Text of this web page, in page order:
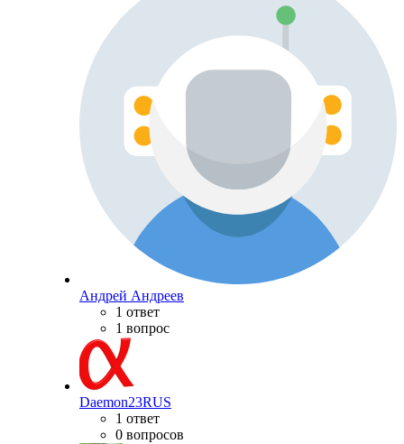
Андрей Андреев
1 ответ
1 вопрос
Daemon23RUS
1 ответ
0 вопросов